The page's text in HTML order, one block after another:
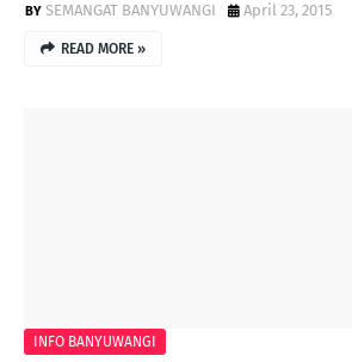
SEMANGAT BANYUWANGI
April 23, 2015
READ MORE »
INFO BANYUWANGI